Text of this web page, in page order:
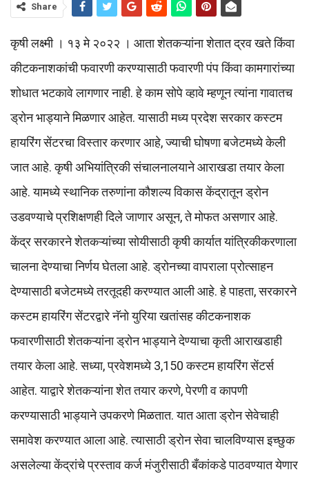
Share
कृषी लक्ष्मी । १३ मे २०२२ । आता शेतकऱ्यांना शेतात द्रव खते किंवा
कीटकनाशकांची फवारणी करण्यासाठी फवारणी पंप किंवा कामगारांच्या
शोधात भटकावे लागणार नाही. हे काम सोपे व्हावे म्हणून त्यांना गावातच
ड्रोन भाड्याने मिळणार आहेत. यासाठी मध्य प्रदेश सरकार कस्टम
हायरिंग सेंटरचा विस्तार करणार आहे, ज्याची घोषणा बजेटमध्ये केली
जात आहे. कृषी अभियांत्रिकी संचालनालयाने आराखडा तयार केला
आहे. यामध्ये स्थानिक तरुणांना कौशल्य विकास केंद्रातून ड्रोन
उडवण्याचे प्रशिक्षणही दिले जाणार असून, ते मोफत असणार आहे.
केंद्र सरकारने शेतकऱ्यांच्या सोयीसाठी कृषी कार्यात यांत्रिकीकरणाला
चालना देण्याचा निर्णय घेतला आहे. ड्रोनच्या वापराला प्रोत्साहन
देण्यासाठी बजेटमध्ये तरतूदही करण्यात आली आहे. हे पाहता, सरकारने
कस्टम हायरिंग सेंटरद्वारे नॅनो युरिया खतांसह कीटकनाशक
फवारणीसाठी शेतकऱ्यांना ड्रोन भाड्याने देण्याचा कृती आराखडाही
तयार केला आहे. सध्या, प्रवेशमध्ये 3,150 कस्टम हायरिंग सेंटर्स
आहेत. याद्वारे शेतकऱ्यांना शेत तयार करणे, पेरणी व कापणी
करण्यासाठी भाड्याने उपकरणे मिळतात. यात आता ड्रोन सेवेचाही
समावेश करण्यात आला आहे. त्यासाठी ड्रोन सेवा चालविण्यास इच्छुक
असलेल्या केंद्रांचे प्रस्ताव कर्ज मंजुरीसाठी बँकांकडे पाठवण्यात येणार